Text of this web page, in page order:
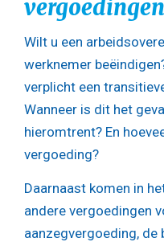
Wilt u een
werknemer
verplicht een
Wanneer is dit het
hieromtrent? En
vergoeding?
Daarnaast komen in
andere vergoedingen
aanzegvergoeding, de